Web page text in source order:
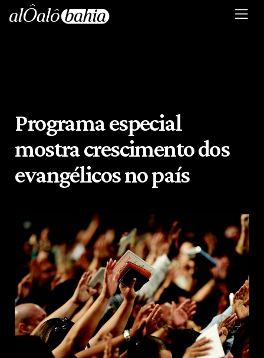
Programa especial
mostra crescimento dos
evangélicos no país